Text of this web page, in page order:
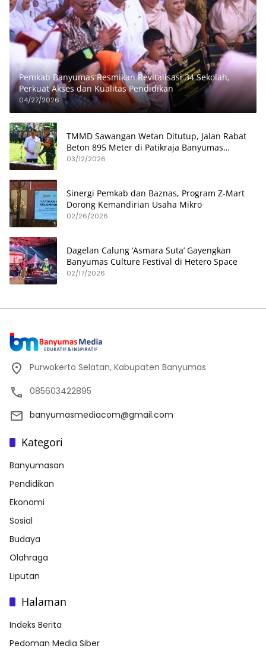
Pemkab Banyumas Resmikan Revitalisasi 34 Sekolah,
Perkuat Akses dan Kualitas Pendidikan
04/27/2026
TMMD Sawangan Wetan Ditutup, Jalan Rabat
Beton 895 Meter di Patikraja Banyumas
Rampung
03/12/2026
Sinergi Pemkab dan Baznas, Program Z-Mart
Dorong Kemandirian Usaha Mikro
02/26/2026
Dagelan Calung ‘Asmara Suta’ Gayengkan
Banyumas Culture Festival di Hetero Space
02/17/2026
Purwokerto Selatan, Kabupaten Banyumas
085603422895
banyumasmediacom@gmail.com
Kategori
Banyumasan
Pendidikan
Ekonomi
Sosial
Budaya
Olahraga
Liputan
Halaman
Indeks Berita
Pedoman Media Siber